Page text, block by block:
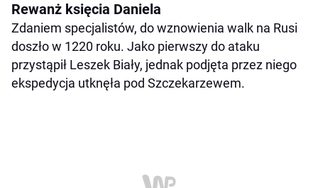
Rewanż księcia Daniela
Zdaniem specjalistów, do wznowienia walk na Rusi
doszło w 1220 roku. Jako pierwszy do ataku
przystąpił Leszek Biały, jednak podjęta przez niego
ekspedycja utknęła pod Szczekarzewem.